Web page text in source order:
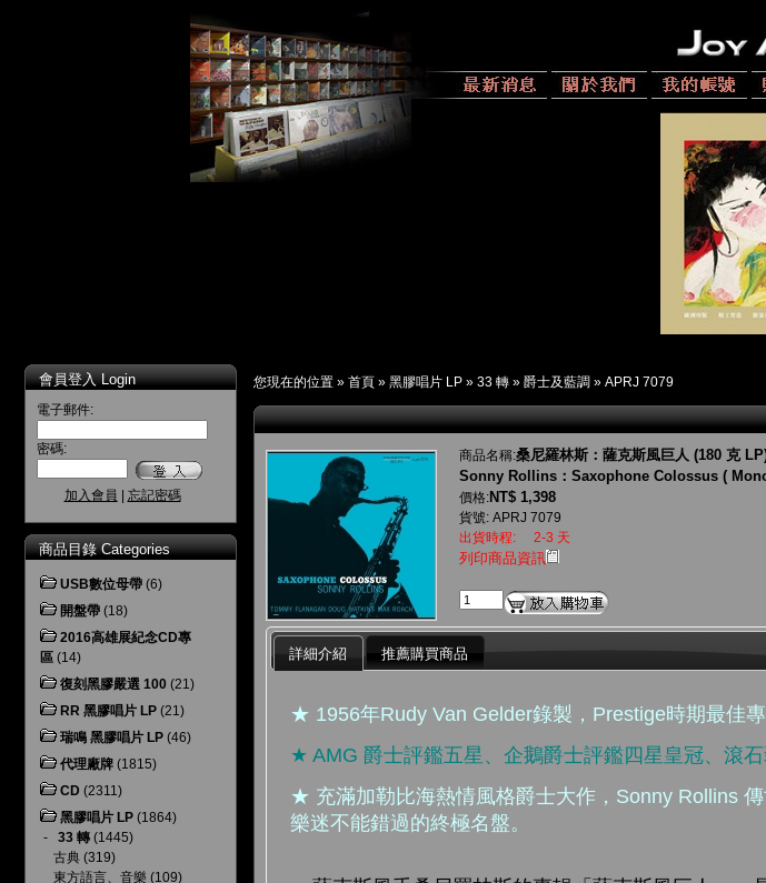
會員登入 Login
電子郵件:
密碼:
加入會員 忘記密碼
商品目錄 Categories
USB數位母帶 (6)
開盤帶 (18)
2016高雄展紀念CD專
區 (14)
復刻黑膠嚴選 100 (21)
RR 黑膠唱片 LP (21)
瑞鳴 黑膠唱片 LP (46)
代理廠牌 (1815)
CD (2311)
黑膠唱片 LP (1864)
- 33 轉 (1445)
古典 (319)
東方語言、音樂 (109)
您現在的位置 » 首頁 » 黑膠唱片 LP » 33 轉 » 爵士及藍調 » APRJ 7079
商品名稱:桑尼羅林斯：薩克斯風巨人 (180 克
Sonny Rollins：Saxophone Colossus (
價格:NT$ 1,398
貨號: APRJ 7079
出貨時程:
2-3 天
列印商品資訊
詳細介紹 推薦購買商品
★ 1956年Rudy Van Gelder錄製，Prestige時期最佳
★ AMG 爵士評鑑五星、企鵝爵士評鑑四星皇冠、滾
★ 充滿加勒比海熱情風格爵士大作，Sonny Rollins
樂迷不能錯過的終極名盤。